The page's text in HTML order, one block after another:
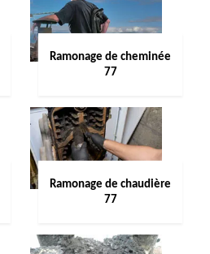
Ramonage de cheminée
77
Ramonage de chaudière
77